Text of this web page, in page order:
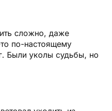
сложно, даже
по-настоящему
Были уколы судьбы, но